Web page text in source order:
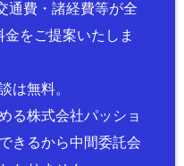
通費・諸経費等が全
をご提案いたしま
は無料。
る株式会社パッショ
きるから中間委託会